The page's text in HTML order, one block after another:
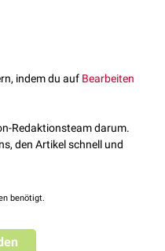
indem du auf Bearbeiten
Redaktionsteam darum.
den Artikel schnell und
benötigt.